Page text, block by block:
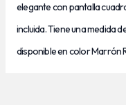
elegante con pantalla
incluida. Tiene una medida
disponible en color Marrón